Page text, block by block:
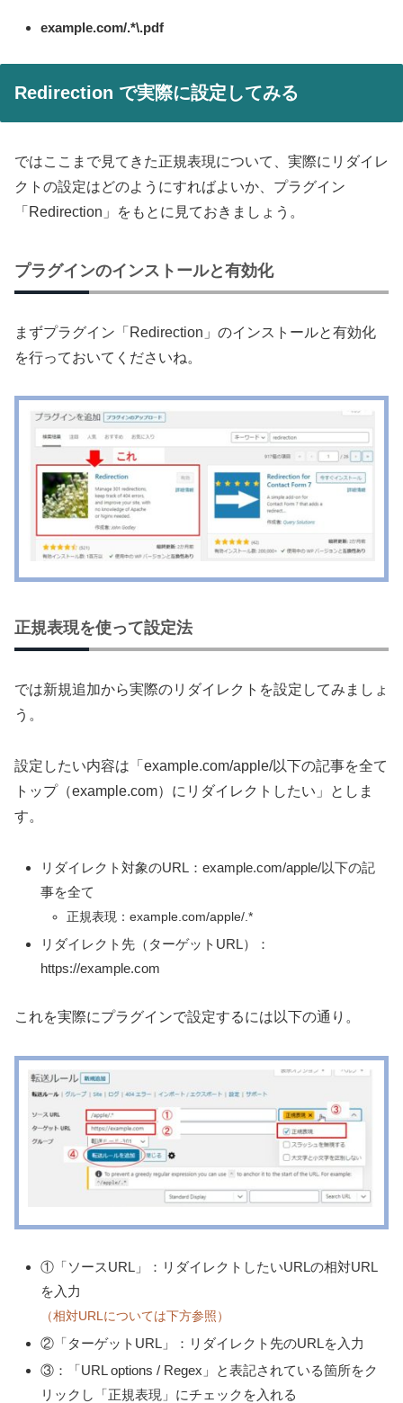
example.com/.*\.pdf
Redirection で実際に設定してみる
ではここまで見てきた正規表現について、実際にリダイレ
クトの設定はどのようにすればよいか、プラグイン
「Redirection」をもとに見ておきましょう。
プラグインのインストールと有効化
まずプラグイン「Redirection」のインストールと有効化
を行っておいてくださいね。
正規表現を使って設定法
では新規追加から実際のリダイレクトを設定してみましょ
う。
設定したい内容は「example.com/apple/以下の記事を全て
トップ（example.com）にリダイレクトしたい」としま
す。
リダイレクト対象のURL：example.com/apple/以下の記
事を全て
正規表現：example.com/apple/.*
リダイレクト先（ターゲットURL）：
https://example.com
これを実際にプラグインで設定するには以下の通り。
①「ソースURL」：リダイレクトしたいURLの相対URL
を入力
（相対URLについては下方参照）
②「ターゲットURL」：リダイレクト先のURLを入力
③：「URL options / Regex」と表記されている箇所をク
リックし「正規表現」にチェックを入れる